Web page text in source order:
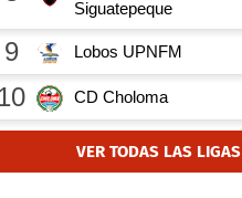
VER TODAS LAS LIGAS